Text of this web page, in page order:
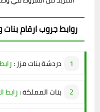
دردشة بنات مزز :ر
بنات المملكة :رابط